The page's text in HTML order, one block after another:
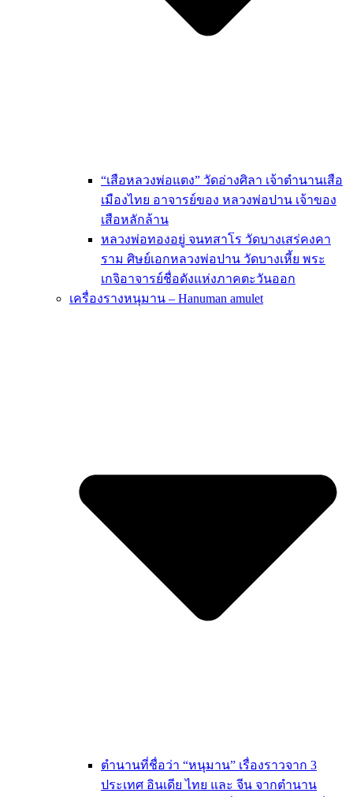
“เสือหลวงพ่อแตง” วัดอ่างศิลา เจ้าตำนานเสือ
เมืองไทย อาจารย์ของ หลวงพ่อปาน เจ้าของ
เสือหลักล้าน
หลวงพ่อทองอยู่ จนทสาโร วัดบางเสร่คงคา
ราม ศิษย์เอกหลวงพ่อปาน วัดบางเหี้ย พระ
เกจิอาจารย์ชื่อดังแห่งภาคตะวันออก
เครื่องรางหนุมาน – Hanuman amulet
ตำนานที่ชื่อว่า “หนุมาน” เรื่องราวจาก 3
ประเทศ อินเดีย ไทย และ จีน จากตำนาน